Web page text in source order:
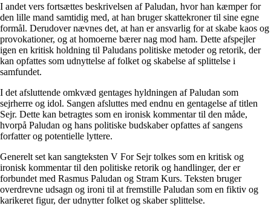
I andet vers fortsættes beskrivelsen af Paludan, hvor han kæmper for
den lille mand samtidig med, at han bruger skattekroner til sine egne
formål. Derudover nævnes det, at han er ansvarlig for at skabe kaos og
provokationer, og at homoerne bærer nag mod ham. Dette afspejler
igen en kritisk holdning til Paludans politiske metoder og retorik, der
kan opfattes som udnyttelse af folket og skabelse af splittelse i
samfundet.
I det afsluttende omkvæd gentages hyldningen af Paludan som
sejrherre og idol. Sangen afsluttes med endnu en gentagelse af titlen
Sejr. Dette kan betragtes som en ironisk kommentar til den måde,
hvorpå Paludan og hans politiske budskaber opfattes af sangens
forfatter og potentielle lyttere.
Generelt set kan sangteksten V For Sejr tolkes som en kritisk og
ironisk kommentar til den politiske retorik og handlinger, der er
forbundet med Rasmus Paludan og Stram Kurs. Teksten bruger
overdrevne udsagn og ironi til at fremstille Paludan som en fiktiv og
karikeret figur, der udnytter folket og skaber splittelse.